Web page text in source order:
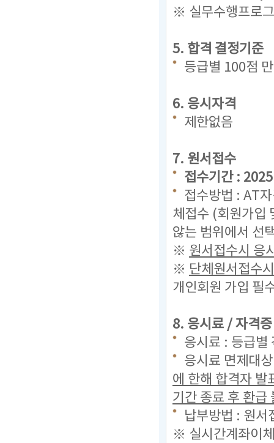
※ 실무수행프로
5. 합격 결정기준
등급별 100점
6. 응시자격
제한없음
7. 원서접수
접수기간 :
접수방법 : AT
체접수 (회원가입
않는 범위에서 선
※ 원서접수시 응
※ 단체원서접수
개인회원 가입 필
8. 응시료 / 자격
응시료 : 등급
응시료 면제대
에 한해 합격자 발
기간 종료 후 환급
납부방법 : 원서
※ 실시간계좌이